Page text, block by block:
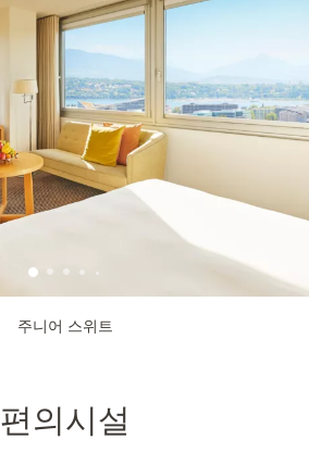
주니어 스위트
편의시설